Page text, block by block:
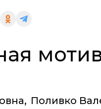
, Поливко